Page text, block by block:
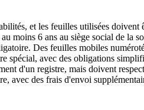
et les feuilles utilisées doivent
moins 6 ans au siège social de la
Des feuilles mobiles
avec des obligations
d'un registre, mais doivent
avec des frais d'envoi